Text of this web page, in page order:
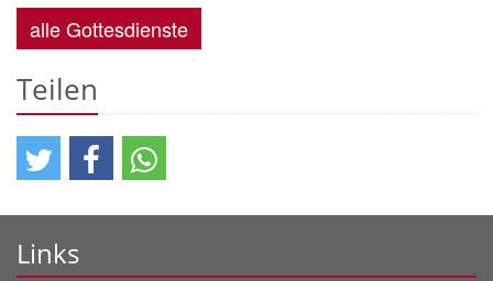
alle Gottesdienste
Teilen
Links